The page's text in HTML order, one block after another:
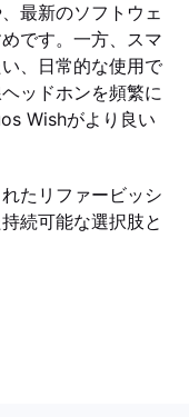
最新のソフトウェ
です。一方、スマ
、日常的な使用で
ッドホンを頻繁に
Wishがより良い
たリファービッシ
続可能な選択肢と